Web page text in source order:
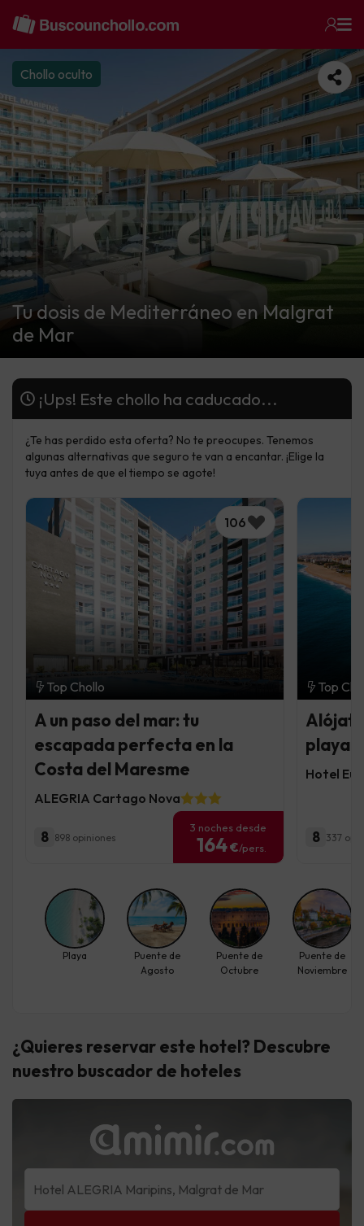
Chollo oculto
Tu dosis de Mediterráneo en Malgrat
de Mar
¡Ups! Este chollo ha caducado...
¿Te has perdido esta oferta? No te preocupes. Tenemos
algunas alternativas que seguro te van a encantar. ¡Elige la
tuya antes de que el tiempo se agote!
106
Top Chollo
A un paso del mar: tu
escapada perfecta en la
Costa del Maresme
ALEGRIA Cartago Nova
8 898 opiniones
3 noches desde
164€/pers.
Top
playa
Hotel
8 337
Playa
Puente de
Agosto
Puente de
Octubre
Puente de
Noviembre
¿Quieres reservar este hotel? Descubre
nuestro buscador de hoteles